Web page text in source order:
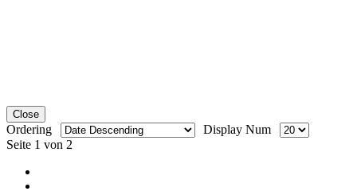
Close
Ordering
Display Num
Seite 1 von 2